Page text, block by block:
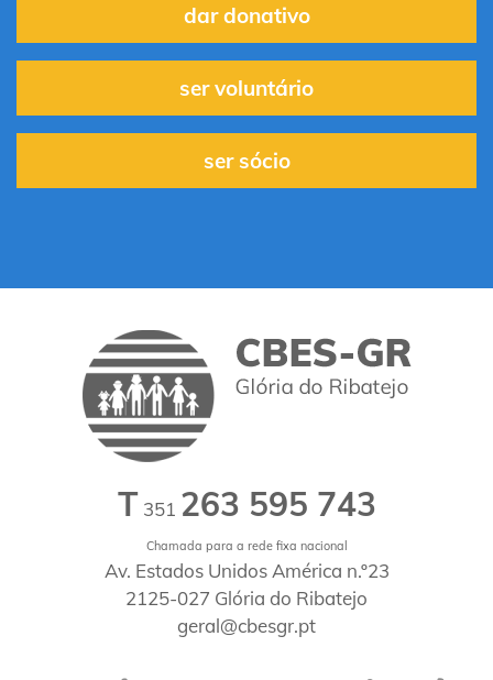
dar donativo
ser voluntário
ser sócio
T 351 263 595 743
Chamada para a rede fixa nacional
Av. Estados Unidos América n.º23
2125-027 Glória do Ribatejo
geral@cbesgr.pt